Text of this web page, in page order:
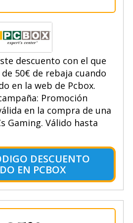
descuento con el que
50€ de rebaja cuando
en la web de Pcbox.
Promoción
en la compra de una
Gaming. Válido hasta
DESCUENTO
EN PCBOX